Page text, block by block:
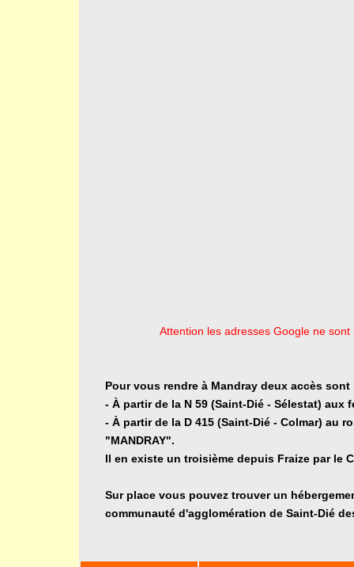
Attention les adresses Google ne
Pour vous rendre à Mandray deux accès
- À partir de la N 59 (Saint-Dié - Sélestat)
- À partir de la D 415 (Saint-Dié - Colmar) au
"MANDRAY".
Il en existe un troisième depuis Fraize par le
Sur place vous pouvez trouver un
communauté d'agglomération de Saint-Dié